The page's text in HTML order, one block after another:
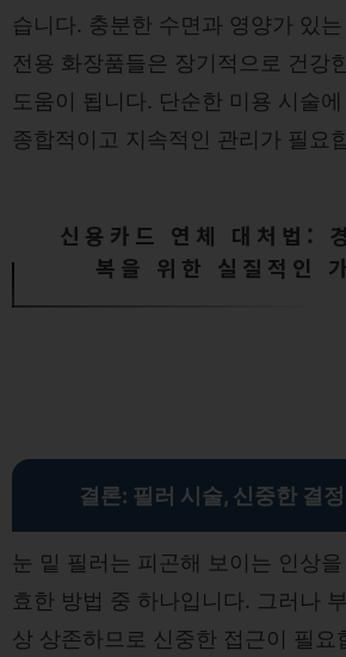
습니다. 충분한 수면과 영양가 있
전용 화장품들은 장기적으로 건강
도움이 됩니다. 단순한 미용 시술
종합적이고 지속적인 관리가 필요
신용카드 연체 대처법:
복을 위한 실질적인
결론: 필러 시술, 신중한 결
눈 밑 필러는 피곤해 보이는 인상
효한 방법 중 하나입니다. 그러나
상 상존하므로 신중한 접근이 필요